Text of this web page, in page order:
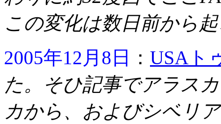
この変化は数日前から
2005年12月8日
： USAト
た。そひ記事でアラス
カから、およびシベリ